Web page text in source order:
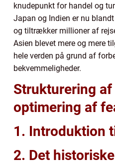
knudepunkt for handel og
Japan og Indien er nu
og tiltrækker millioner af
Asien blevet mere og mere
hele verden på grund af
bekvemmeligheder.
Strukturering
optimering af
1. Introduktion
2. Det